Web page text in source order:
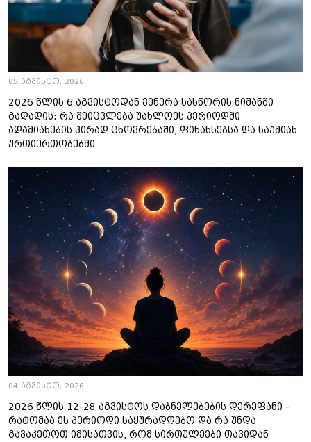
05 აგვისტო, 2026
2026 წლის 6 აგვისტოდან ვენერა სასწორის ნიშანში
გადადის: რა შეიცვლება უახლოეს პერიოდში
ადამიანების პირად ცხოვრებაში, ფინანსებსა და საქმიან
ურთიერთობებში
04 აგვისტო, 2026
2026 წლის 12-28 აგვისტოს დაბნელებების დერეფანი -
რატომაა ეს პერიოდი საყურადღებო და რა უნდა
გავაკეთოთ იმისათვის, რომ სირთულეები თავიდან